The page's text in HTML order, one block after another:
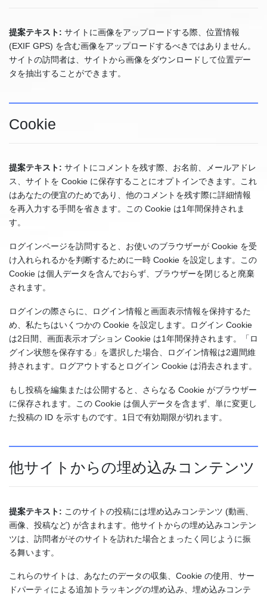
提案テキスト: サイトに画像をアップロードする際、位置情報
(EXIF GPS) を含む画像をアップロードするべきではありません。
サイトの訪問者は、サイトから画像をダウンロードして位置デー
タを抽出することができます。
Cookie
提案テキスト: サイトにコメントを残す際、お名前、メールアドレ
ス、サイトを Cookie に保存することにオプトインできます。これ
はあなたの便宜のためであり、他のコメントを残す際に詳細情報
を再入力する手間を省きます。この Cookie は1年間保持されま
す。
ログインページを訪問すると、お使いのブラウザーが Cookie を受
け入れられるかを判断するために一時 Cookie を設定します。この
Cookie は個人データを含んでおらず、ブラウザーを閉じると廃棄
されます。
ログインの際さらに、ログイン情報と画面表示情報を保持するた
め、私たちはいくつかの Cookie を設定します。ログイン Cookie
は2日間、画面表示オプション Cookie は1年間保持されます。「ロ
グイン状態を保存する」を選択した場合、ログイン情報は2週間維
持されます。ログアウトするとログイン Cookie は消去されます。
もし投稿を編集または公開すると、さらなる Cookie がブラウザー
に保存されます。この Cookie は個人データを含まず、単に変更し
た投稿の ID を示すものです。1日で有効期限が切れます。
他サイトからの埋め込みコンテンツ
提案テキスト: このサイトの投稿には埋め込みコンテンツ (動画、
画像、投稿など) が含まれます。他サイトからの埋め込みコンテン
ツは、訪問者がそのサイトを訪れた場合とまったく同じように振
る舞います。
これらのサイトは、あなたのデータの収集、Cookie の使用、サー
ドパーティによる追加トラッキングの埋め込み、埋め込みコンテ